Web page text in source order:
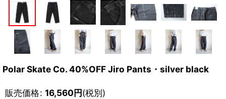
Polar Skate Co. 40%OFF Jiro Pants・silver black
販売価格: 16,560円(税別)